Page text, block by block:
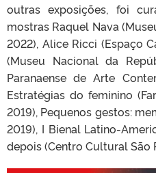
outras exposições, foi
mostras Raquel Nava
2022), Alice Ricci (Espaço
(Museu Nacional da
Paranaense de Arte
Estratégias do feminino
2019), Pequenos gestos:
2019), I Bienal Latino-
depois (Centro Cultural São